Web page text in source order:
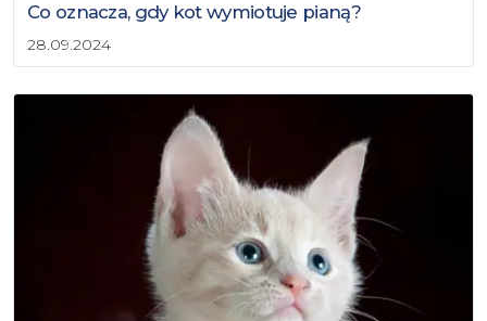
Co oznacza, gdy kot wymiotuje pianą?
28.09.2024